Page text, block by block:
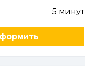
5 минут